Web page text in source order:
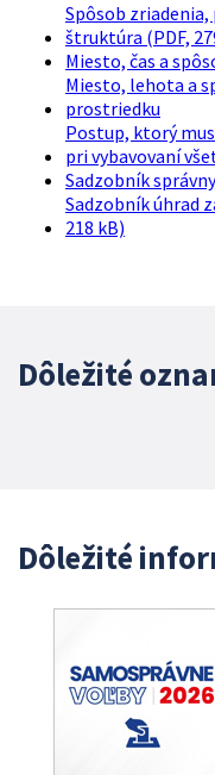
Spôsob
štruktúra (PDF,
Miesto, čas a
Miesto, lehota a
prostriedku
Postup, ktorý
pri vybavovaní
Sadzobník
Sadzobník úhrad
218 kB)
Dôležité
Dôležité